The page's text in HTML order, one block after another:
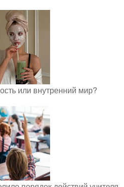
или внутренний мир?